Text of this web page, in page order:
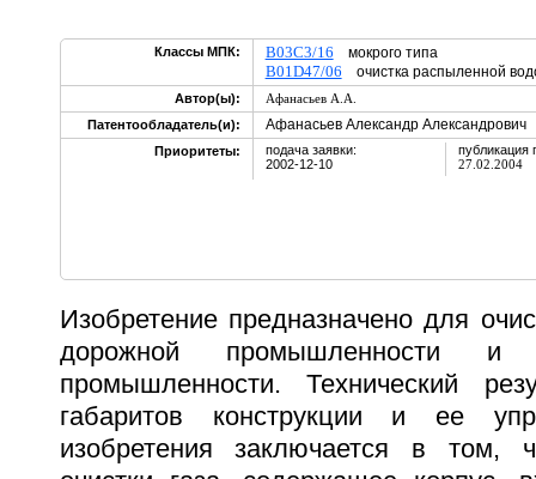
Классы МПК: B03C3/16 мокрого типа
B01D47/06 очистка распыленной
Автор(ы):
Афанасьев А.А.
Патентообладатель(и):
Афанасьев Александр Александрович
Приоритеты:
подача заявки:
2002-12-10
публикация
27.02.2004
Изобретение предназначено для
дорожной промышленности и
промышленности. Технический
габаритов конструкции и ее
изобретения заключается в том,